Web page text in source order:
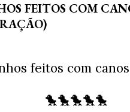
FEITOS COM
feitos com
🐤🐤🐤🐤🐤